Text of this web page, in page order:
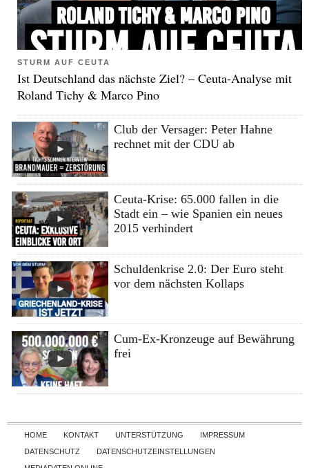
STURM AUF CEUTA
Ist Deutschland das nächste Ziel? – Ceuta-Analyse mit
Roland Tichy & Marco Pino
Club der Versager: Peter Hahne
rechnet mit der CDU ab
Ceuta-Krise: 65.000 fallen in die
Stadt ein – wie Spanien ein neues
2015 verhindert
Schuldenkrise 2.0: Der Euro steht
vor dem nächsten Kollaps
Cum-Ex-Kronzeuge auf Bewährung
frei
Skip to content
HOME KONTAKT UNTERSTÜTZUNG
IMPRESSUM
DATENSCHUTZ
DATENSCHUTZEINSTELLUNGEN